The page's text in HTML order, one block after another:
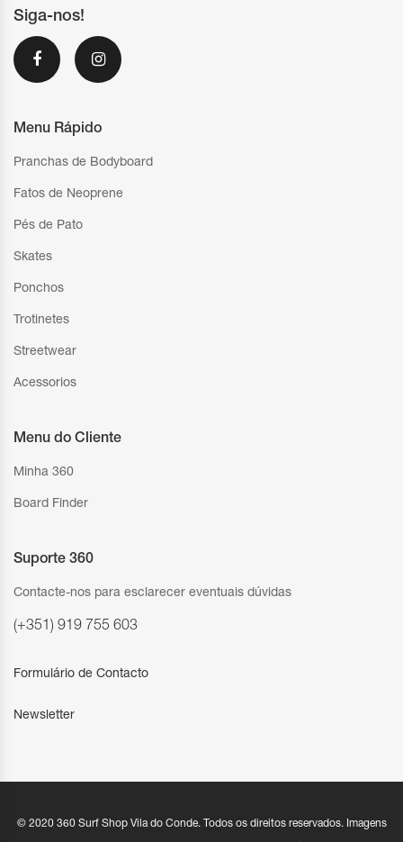
Siga-nos!
Menu Rápido
Pranchas de Bodyboard
Fatos de Neoprene
Pés de Pato
Skates
Ponchos
Trotinetes
Streetwear
Acessorios
Menu do Cliente
Minha 360
Board Finder
Suporte 360
Contacte-nos para esclarecer eventuais dúvidas
(+351) 919 755 603
Formulário de Contacto
Newsletter
© 2020 360 Surf Shop Vila do Conde. Todos os direitos reservados. Imagens